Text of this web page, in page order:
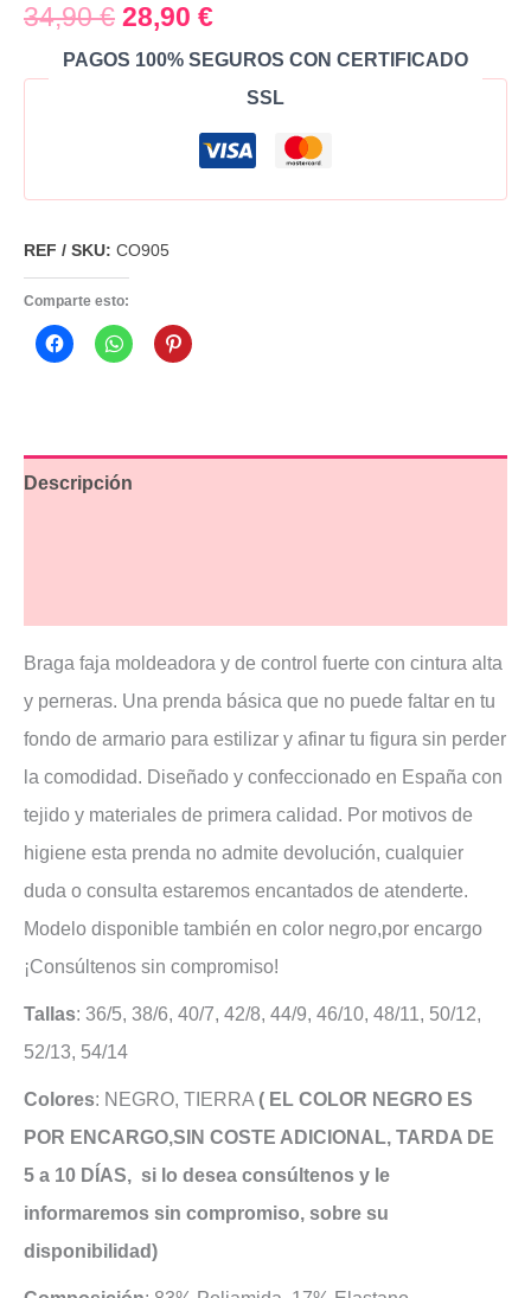
34,90€ 28,90 €
PAGOS 100% SEGUROS CON CERTIFICADO
SSL
REF / SKU: CO905
Comparte esto:
Descripción
Braga faja moldeadora y de control fuerte con cintura alta
y perneras. Una prenda básica que no puede faltar en tu
fondo de armario para estilizar y afinar tu figura sin perder
la comodidad. Diseñado y confeccionado en España con
tejido y materiales de primera calidad. Por motivos de
higiene esta prenda no admite devolución, cualquier
duda o consulta estaremos encantados de atenderte.
Modelo disponible también en color negro,por encargo
¡Consúltenos sin compromiso!
Tallas: 36/5, 38/6, 40/7, 42/8, 44/9, 46/10, 48/11, 50/12,
52/13, 54/14
Colores: NEGRO, TIERRA ( EL COLOR NEGRO ES
POR ENCARGO,SIN COSTE ADICIONAL, TARDA DE
5 a 10 DÍAS, si lo desea consúltenos y le
informaremos sin compromiso, sobre su
disponibilidad)